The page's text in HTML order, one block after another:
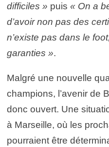
difficiles » puis « On a
d’avoir non pas des
n’existe pas dans le
garanties ».
Malgré une nouvelle
champions, l’avenir de
donc ouvert. Une
à Marseille, où les
pourraient être